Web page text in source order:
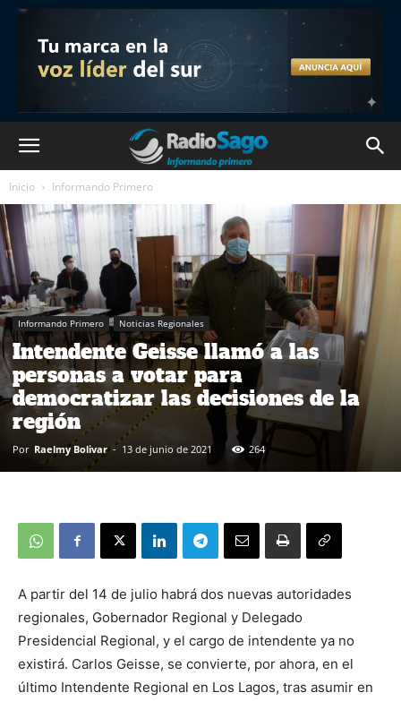
Inicio Informando Primero
Informando Primero Noticias Regionales
Intendente Geisse llamó a las
personas a votar para
democratizar las decisiones de la
región
Por Raelmy Bolivar - 13 de junio de 2021 264
A partir del 14 de julio habrá dos nuevas autoridades
regionales, Gobernador Regional y Delegado
Presidencial Regional, y el cargo de intendente ya no
existirá. Carlos Geisse, se convierte, por ahora, en el
último Intendente Regional en Los Lagos, tras asumir en